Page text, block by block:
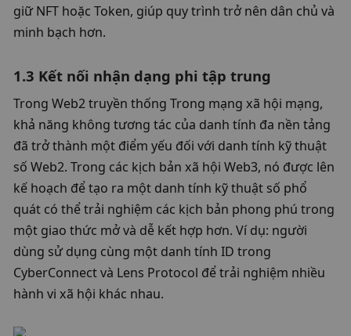
giữ NFT hoặc Token, giúp quy trình trở nên dân chủ và
minh bạch hơn.
1.3 Kết nối nhận dạng phi tập trung
Trong Web2 truyền thống Trong mạng xã hội mạng,
khả năng không tương tác của danh tính đa nền tảng
đã trở thành một điểm yếu đối với danh tính kỹ thuật
số Web2. Trong các kịch bản xã hội Web3, nó được lên
kế hoạch để tạo ra một danh tính kỹ thuật số phổ
quát có thể trải nghiệm các kịch bản phong phú trong
một giao thức mở và dễ kết hợp hơn. Ví dụ: người
dùng sử dụng cùng một danh tính ID trong
CyberConnect và Lens Protocol để trải nghiệm nhiều
hành vi xã hội khác nhau.